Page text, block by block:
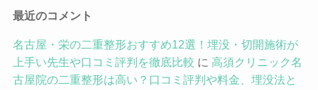
最近のコメント
名古屋・栄の二重整形おすすめ12選！埋没・切開施術が
上手い先生や口コミ評判を徹底比較 に 高須クリニック名
古屋院の二重整形は高い？口コミ評判や料金、埋没法と